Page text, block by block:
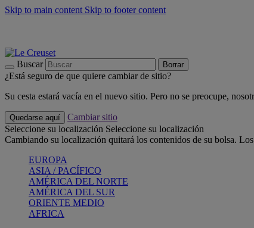
Skip to main content Skip to footer content
Buscar Borrar
¿Está seguro de que quiere cambiar de sitio?
Su cesta estará vacía en el nuevo sitio. Pero no se preocupe,
Quedarse aquí
Cambiar sitio
Seleccione su localización Seleccione su localización
Cambiando su localización quitará los contenidos de su bolsa.
EUROPA
ASIA / PACÍFICO
AMÉRICA DEL NORTE
AMÉRICA DEL SUR
ORIENTE MEDIO
AFRICA